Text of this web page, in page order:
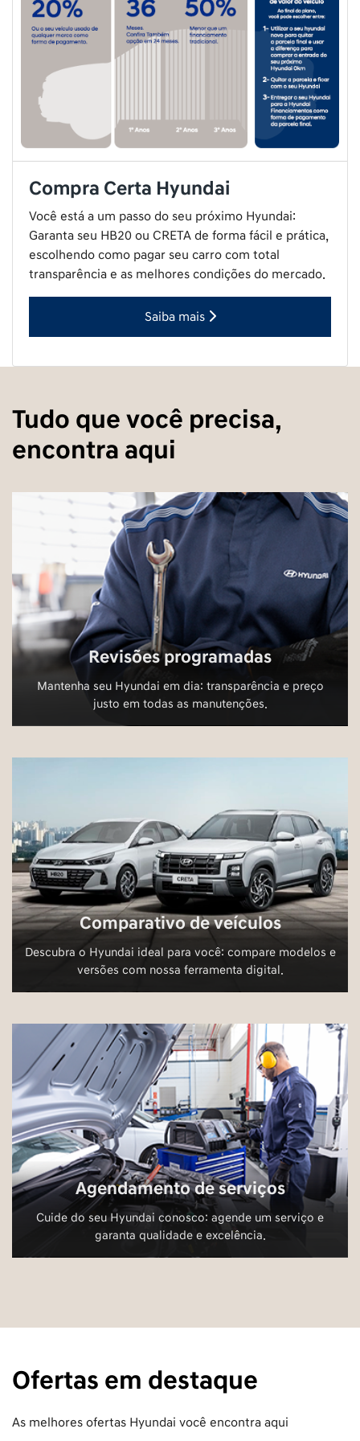
Compra Certa Hyundai
Você está a um passo do seu próximo Hyundai:
Garanta seu HB20 ou CRETA de forma fácil e prática,
escolhendo como pagar seu carro com total
transparência e as melhores condições do mercado.
Saiba mais
Tudo que você precisa,
encontra aqui
Revisões programadas
Mantenha seu Hyundai em dia: transparência e preço
justo em todas as manutenções.
Comparativo de veículos
Descubra o Hyundai ideal para você: compare modelos e
versões com nossa ferramenta digital.
Agendamento de serviços
Cuide do seu Hyundai conosco: agende um serviço e
garanta qualidade e excelência.
Ofertas em destaque
As melhores ofertas Hyundai você encontra aqui